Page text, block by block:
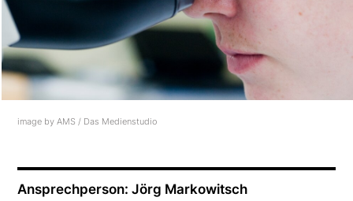
image by AMS / Das Medienstudio
Ansprechperson: Jörg Markowitsch